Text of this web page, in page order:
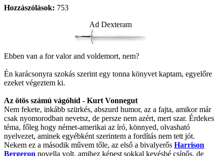
Hozzászólások: 753
Ad Dexteram
Ebben van a for valor and voldemort, nem?
Én karácsonyra szokás szerint egy tonna könyvet kaptam, egyelőre
ezeket végeztem ki.
Az ötös számú vágóhíd - Kurt Vonnegut
Nem fekete, inkább szürkés, abszurd humor, az a fajta, amikor már
csak nyomorodban nevetsz, de persze nem azért, mert szar. Érdekes
téma, főleg hogy német-amerikai az író, könnyed, olvasható
nyelvezet, aminek egyébként szerintem a fordítás nem tett jót.
Nekem ez a második művem tőle, az első a bivalyerős Harrison
Bergeron novella volt, amihez képest sokkal kevésbé csípős, de